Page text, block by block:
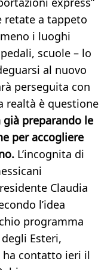
retate a tappeto
i luoghi
scuole – lo
al nuovo
perseguita con
realtà è questione
preparando le
per accogliere
L’incognita di
Claudia
l’idea
programma
Esteri,
ha contatto ieri il